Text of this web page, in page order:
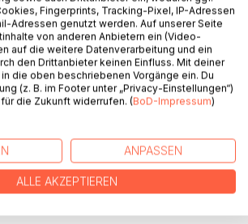
nie etwas gehört haben. Es führt den
sachlicher Sprache in eine wunderbare,
hochwirksame, alternativ-medizinische
Fingerprints, Tracking-Pixel, IP-Adressen
Adressen genutzt werden. Auf unserer Seite
von anderen Anbietern ein (Video-
auf die weitere Datenverarbeitung und ein
den Drittanbieter keinen Einfluss. Mit deiner
die oben beschriebenen Vorgänge ein. Du
(z. B. im Footer unter „Privacy-Einstellungen“)
die Zukunft widerrufen. (BoD-Impressum)
ANPASSEN
ALLE AKZEPTIEREN